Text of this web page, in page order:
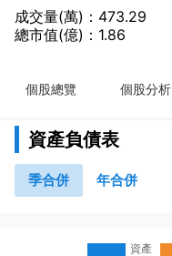
成交量(萬)：473.29
總市值(億)：1.86
個股總覽 個股分析
資產負債表
季合併 年合併